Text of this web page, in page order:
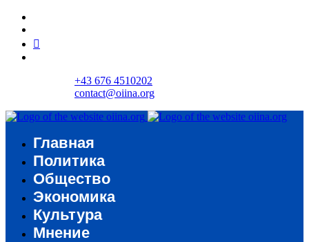
+43 676 4510202
contact@oiina.org
Главная
Политика
Общество
Экономика
Культура
Мнение